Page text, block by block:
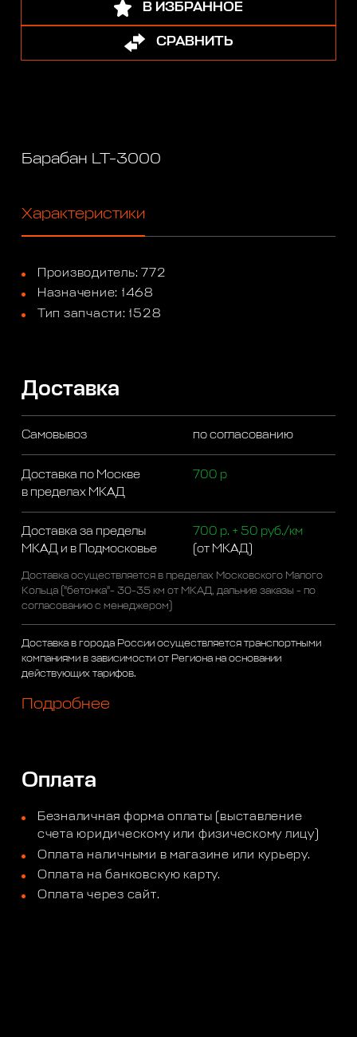
В ИЗБРАННОЕ
СРАВНИТЬ
Барабан LT-3000
Характеристики
Производитель: 772
Назначение: 1468
Тип запчасти: 1528
Доставка
Самовывоз по согласованию
Доставка по Москве
в пределах МКАД
700 р
Доставка за пределы
МКАД и в Подмосковье
700 р. + 50 руб./км
(от МКАД)
Доставка осуществляется в пределах Московского Малого
Кольца ("бетонка"- 30-35 км от МКАД, дальние заказы - по
согласованию с менеджером)
Доставка в города России осуществляется транспортными
компаниями в зависимости от Региона на основании
действующих тарифов.
Подробнее
Оплата
Безналичная форма оплаты (выставление
счета юридическому или физическому лицу)
Оплата наличными в магазине или курьеру.
Оплата на банковскую карту.
Оплата через сайт.